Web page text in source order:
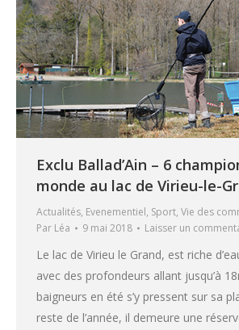
Exclu Ballad’Ain – 6
monde au lac de Virieu-le-
Actualités, Evenementiel, Sport, Vie des
Par Léa 9 mai 2018 Laisser un
Le lac de Virieu le Grand, est riche
avec des profondeurs allant jusqu’à
baigneurs en été s’y pressent sur sa
reste de l’année, il demeure une